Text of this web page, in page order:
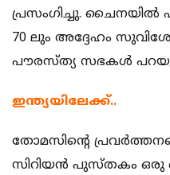
പ്രസംഗിച്ചു. ചൈനയില്‍
70 ലും അദ്ദേഹം
പൗരസ്ത്യ സഭകള്‍
ഇന്ത്യയിലേക്ക്..
തോമസിന്റെ
സിറിയന്‍ പുസ്തകം ഒരു